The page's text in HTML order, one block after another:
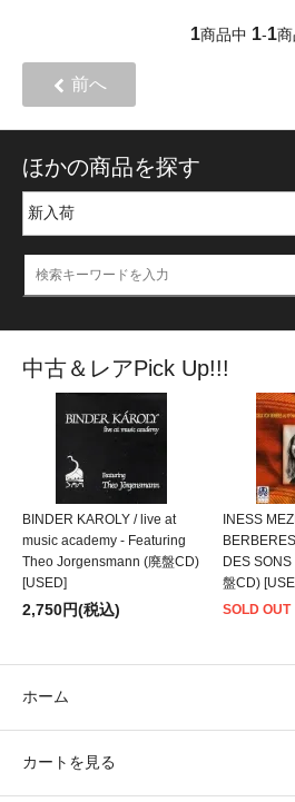
1商品中 1-1
前へ
ほかの商品を探す
中古＆レアPick Up!!!
BINDER KAROLY / live at
music academy - Featuring
Theo Jorgensmann (廃盤CD)
[USED]
2,750円(税込)
INESS
DES
盤CD)
SOLD OUT
ホーム
カートを見る